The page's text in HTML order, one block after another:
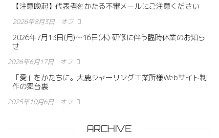
【注意喚起】代表者をかたる不審メールにご注意ください
2026年8月3日 オフ
2026年7月13日(月)〜16日(木) 研修に伴う臨時休業のお知ら
せ
2026年6月17日 オフ
「愛」をかたちに。大鹿シャーリング工業所様Webサイト制
作の舞台裏
2025年10月6日 オフ
ARCHIVE